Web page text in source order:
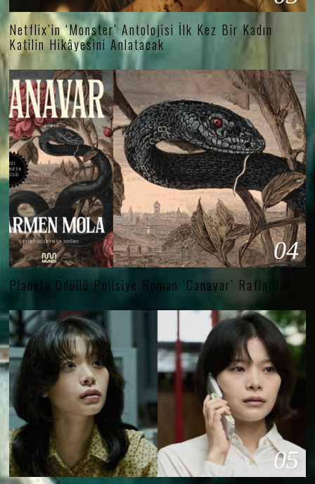
Netflix’in ‘Monster’ Antolojisi İlk Kez Bir Kadın
Katilin Hikâyesini Anlatacak
04
Planeta Ödüllü Polisiye Roman ‘Canavar’ Raflarda
05